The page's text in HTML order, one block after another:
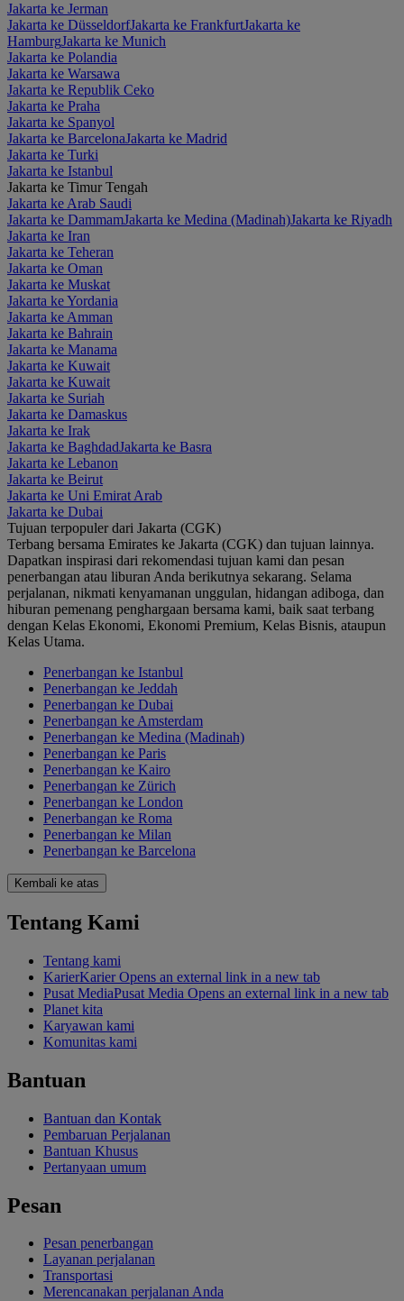
Jakarta ke Jerman
Jakarta ke DüsseldorfJakarta ke FrankfurtJakarta ke
HamburgJakarta ke Munich
Jakarta ke Polandia
Jakarta ke Warsawa
Jakarta ke Republik Ceko
Jakarta ke Praha
Jakarta ke Spanyol
Jakarta ke BarcelonaJakarta ke Madrid
Jakarta ke Turki
Jakarta ke Istanbul
Jakarta ke Timur Tengah
Jakarta ke Arab Saudi
Jakarta ke DammamJakarta ke Medina (Madinah)Jakarta ke Riyadh
Jakarta ke Iran
Jakarta ke Teheran
Jakarta ke Oman
Jakarta ke Muskat
Jakarta ke Yordania
Jakarta ke Amman
Jakarta ke Bahrain
Jakarta ke Manama
Jakarta ke Kuwait
Jakarta ke Kuwait
Jakarta ke Suriah
Jakarta ke Damaskus
Jakarta ke Irak
Jakarta ke BaghdadJakarta ke Basra
Jakarta ke Lebanon
Jakarta ke Beirut
Jakarta ke Uni Emirat Arab
Jakarta ke Dubai
Tujuan terpopuler dari Jakarta (CGK)
Terbang bersama Emirates ke Jakarta (CGK) dan tujuan lainnya.
Dapatkan inspirasi dari rekomendasi tujuan kami dan pesan
penerbangan atau liburan Anda berikutnya sekarang. Selama
perjalanan, nikmati kenyamanan unggulan, hidangan adiboga, dan
hiburan pemenang penghargaan bersama kami, baik saat terbang
dengan Kelas Ekonomi, Ekonomi Premium, Kelas Bisnis, ataupun
Kelas Utama.
Penerbangan ke Istanbul
Penerbangan ke Jeddah
Penerbangan ke Dubai
Penerbangan ke Amsterdam
Penerbangan ke Medina (Madinah)
Penerbangan ke Paris
Penerbangan ke Kairo
Penerbangan ke Zürich
Penerbangan ke London
Penerbangan ke Roma
Penerbangan ke Milan
Penerbangan ke Barcelona
Kembali ke atas
Tentang Kami
Tentang kami
KarierKarier Opens an external link in a new tab
Pusat MediaPusat Media Opens an external link in a new tab
Planet kita
Karyawan kami
Komunitas kami
Bantuan
Bantuan dan Kontak
Pembaruan Perjalanan
Bantuan Khusus
Pertanyaan umum
Pesan
Pesan penerbangan
Layanan perjalanan
Transportasi
Merencanakan perjalanan Anda